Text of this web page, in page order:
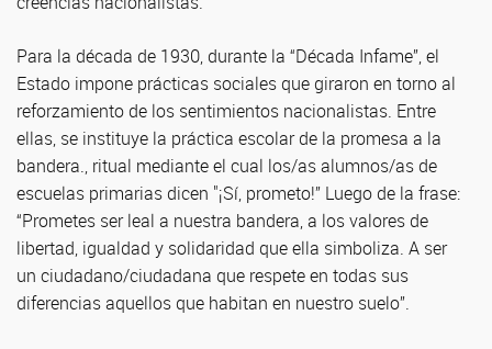
Para la década de 1930, durante la “Década Infame”, el
Estado impone prácticas sociales que giraron en torno al
reforzamiento de los sentimientos nacionalistas. Entre
ellas, se instituye la práctica escolar de la promesa a la
bandera., ritual mediante el cual los/as alumnos/as de
escuelas primarias dicen "¡Sí, prometo!” Luego de la frase:
“Prometes ser leal a nuestra bandera, a los valores de
libertad, igualdad y solidaridad que ella simboliza. A ser
un ciudadano/ciudadana que respete en todas sus
diferencias aquellos que habitan en nuestro suelo”.